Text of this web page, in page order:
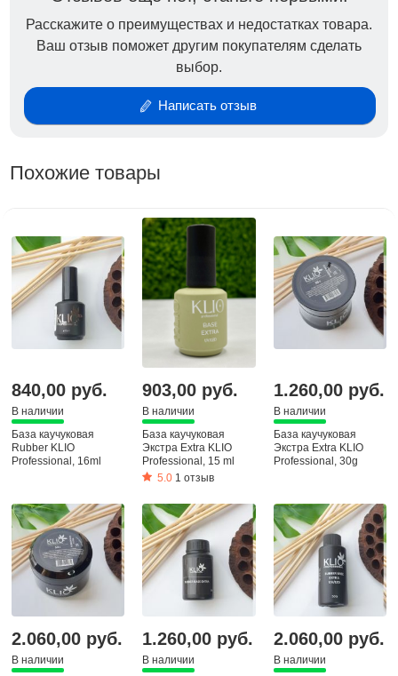
Расскажите о преимуществах и недостатках товара.
Ваш отзыв поможет другим покупателям сделать
выбор.
Написать отзыв
Похожие товары
840,00 руб.
В наличии
База каучуковая
Rubber KLIO
Professional, 16ml
903,00 руб.
В наличии
База каучуковая
Экстра Extra KLIO
Professional, 15 ml
5.0 1 отзыв
1.260,00 руб.
В наличии
База каучуковая
Экстра Extra KLIO
Professional, 30g
2.060,00 руб.
В наличии
1.260,00 руб.
В наличии
2.060,00 руб.
В наличии